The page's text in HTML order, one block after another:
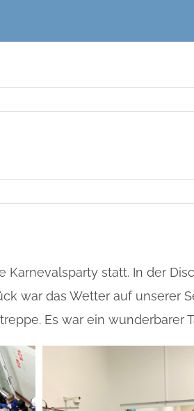
Karnevalsparty statt. In der
war das Wetter auf unserer
Es war ein